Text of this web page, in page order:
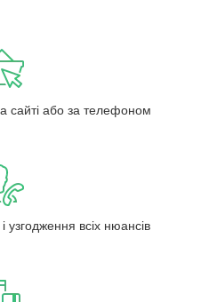
або за телефоном
узгодження всіх нюансів